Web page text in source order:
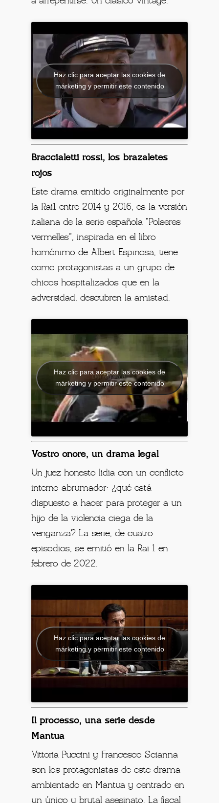
Haz clic para aceptar las cookies de
márketing y permitir este contenido
Braccialetti rossi, los brazaletes
rojos
Este drama emitido originalmente por
la Rai1 entre 2014 y 2016, es la versión
italiana de la serie española “Polseres
vermelles”, inspirada en el libro
homónimo de Albert Espinosa, tiene
como protagonistas a un grupo de
chicos hospitalizados que en la
adversidad, descubren la amistad.
Haz clic para aceptar las cookies de
márketing y permitir este contenido
Vostro onore, un drama legal
Un juez honesto lidia con un conflicto
interno abrumador: ¿qué está
dispuesto a hacer para proteger a un
hijo de la violencia ciega de la
venganza? La serie, de cuatro
episodios, se emitió en la Rai 1 en
febrero de 2022.
Haz clic para aceptar las cookies de
márketing y permitir este contenido
Il processo, una serie desde
Mantua
Vittoria Puccini y Francesco Scianna
son los protagonistas de este drama
ambientado en Mantua y centrado en
un único y brutal asesinato. La fiscal